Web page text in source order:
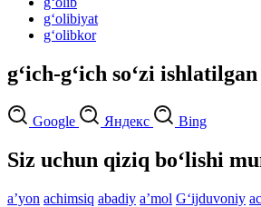
g‘olibiyat
g‘olibkor
g‘ich-g‘ich so‘zi
Google Яндекс Bing
Siz uchun qiziq bo‘lishi
aʼyon achimsiq abadiy aʼmol G‘ijduvoniy